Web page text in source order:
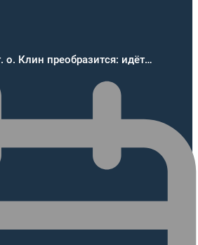
о. Клин преобразится: идёт…